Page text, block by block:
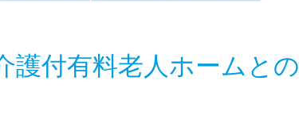
護付有料老人ホームとの